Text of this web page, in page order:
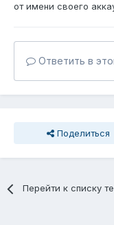
от имени своего
Ответить в
Поделиться
Перейти к списку